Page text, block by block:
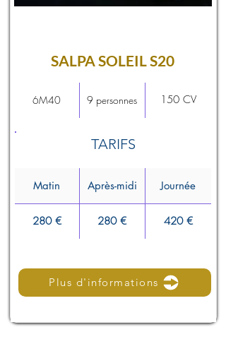
SALPA SOLEIL S20
6M40 9 personnes 150 CV
TARIFS
Matin Après-midi Journée
280 € 280 € 420 €
Plus d'informations